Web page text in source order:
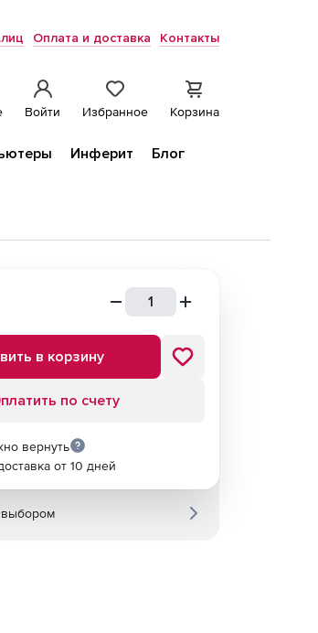
Оплата и доставка Контакты
Войти Избранное Корзина
Инферит
Блог
в корзину
по счету
вернуть
от 10 дней